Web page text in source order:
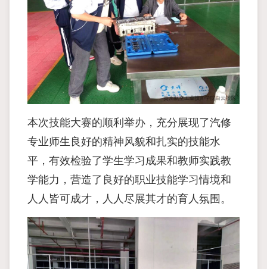
本次技能大赛的顺利举办，充分展现了汽修
专业师生良好的精神风貌和扎实的技能水
平，有效检验了学生学习成果和教师实践教
学能力，营造了良好的职业技能学习情境和
人人皆可成才，人人尽展其才的育人氛围。